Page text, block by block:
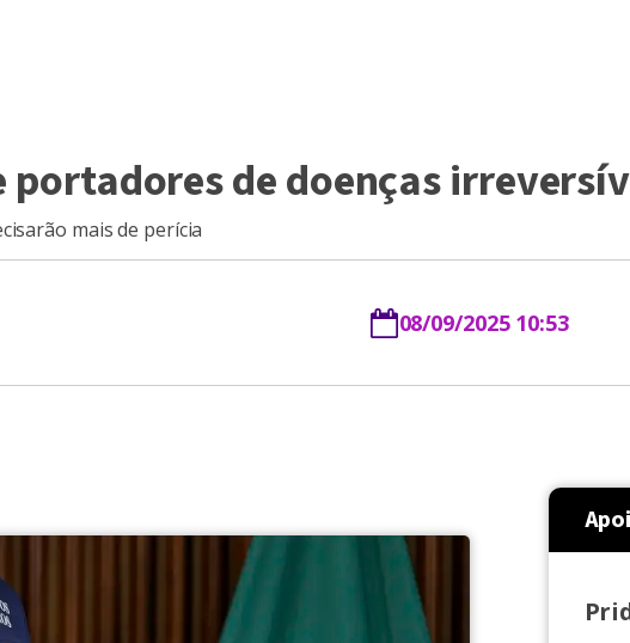
de doenças
mais de perícia
08/09/2025 10:53